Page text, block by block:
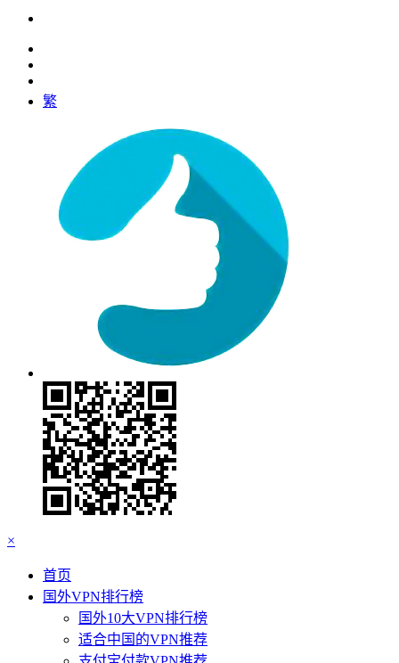
繁
×
首页
国外VPN排行榜
国外10大VPN排行榜
适合中国的VPN推荐